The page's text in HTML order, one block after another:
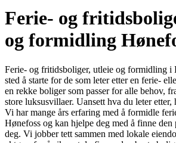
Ferie- og
og formidling
Ferie- og fritidsboliger, utleie og formidling i
sted å starte for de som leter etter en ferie-
en rekke boliger som passer for alle behov,
store luksusvillaer. Uansett hva du leter etter,
Vi har mange års erfaring med å formidle
Hønefoss og kan hjelpe deg med å finne
deg. Vi jobber tett sammen med lokale